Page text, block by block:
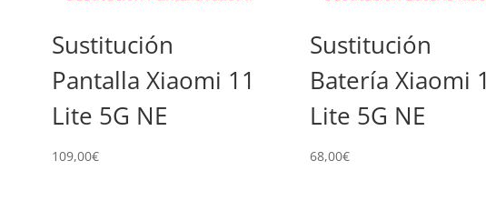
Sustitución
Pantalla Xiaomi 11
Lite 5G NE
109,00€
Sustitución
Batería Xiaomi
Lite 5G NE
68,00€